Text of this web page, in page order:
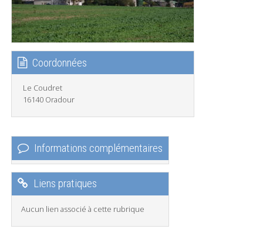
Coordonnées
Le Coudret
16140 Oradour
Informations complémentaires
Liens pratiques
Aucun lien associé à cette rubrique